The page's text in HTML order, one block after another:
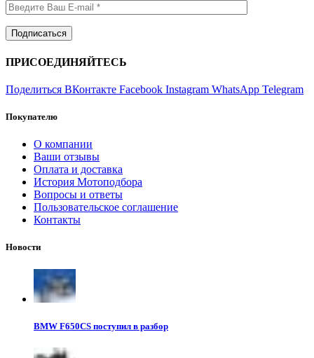
ПРИСОЕДИНЯЙТЕСЬ
Поделиться ВКонтакте Facebook Instagram WhatsApp Telegram
Покупателю
О компании
Ваши отзывы
Оплата и доставка
История Мотоподбора
Вопросы и ответы
Пользовательское соглашение
Контакты
Новости
BMW F650CS поступил в разбор